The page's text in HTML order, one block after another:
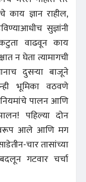
ज्ञान राहील,
सुज्ञांनी
वाढवून काय
न घेता त्यामागची
दुसऱ्या बाजूने
भूमिका वठवणे
नियमांचे पालन आणि
पहिल्या दोन
स्वरूप आले आणि मग
चार तासांच्या
गटवार चर्चा